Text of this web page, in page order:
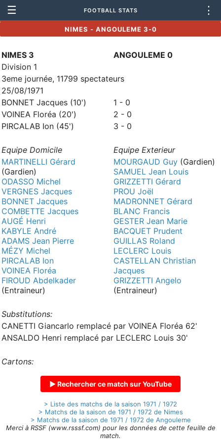
☰ FOOTBALL STATS ⋮
NIMES - ANGOULEME 3-0
NIMES 3
ANGOULEME 0
Division 1
3eme journée, 11799 spectateurs
25/08/1971
BONNET Jacques (10')
1 - 0
VOINEA Floréa (20')
2 - 0
PIRCALAB Ion (45')
3 - 0
Equipe Domicile
Equipe Exterieur
MARTINELLI Gérard
(Gardien)
ODASSO Michel
VERGNES Jacques
BONNET Jacques
COMBETTE Jacques
AUGÉ Henri
KABYLE André
ADAMS Jean Pierre
MÉZY Michel
PIRCALAB Ion
VOINEA Floréa
FIROUD Abdelkader
(Entraineur)
MOURGAUD Guy (Gardien)
SAMUEL Jean Louis
GRIZZETTI Gérard
PROU Joël
MADRONNET Gérard
BLANC Francis
GESTER Jean Marie
BACQUET Prudent
GUILLAS Roland
LECLERC Louis
CASTELLAN Christian
Jacques
GRIZZETTI Angelo
(Entraineur)
Substitutions:
CANETTI Giancarlo remplacé par VOINEA Floréa 62'
ANSALDO Henri remplacé par LECLERC Louis 30'
Cartons:
▶ Rechercher ce match sur YouTube
> Liste des matchs de la saison 1971 / 1972
> Matchs de la saison de 1971 / 1972 de Nimes
> Matchs de la saison de 1971 / 1972 de Angouleme
Merci à RSSF (www.rsssf.com) pour les données de cette feuille de
match.